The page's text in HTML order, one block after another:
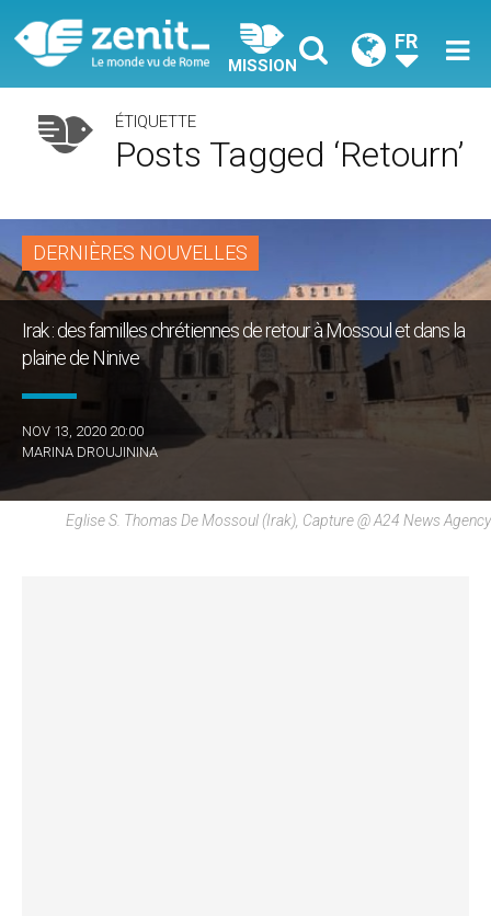
MISSION
FR
ÉTIQUETTE
Posts Tagged ‘retourn’
DERNIÈRES NOUVELLES
Irak : des familles chrétiennes de retour à Mossoul et dans la
plaine de Ninive
NOV 13, 2020 20:00
MARINA DROUJININA
Eglise S. Thomas De Mossoul (Irak), Capture @ A24 News Agency